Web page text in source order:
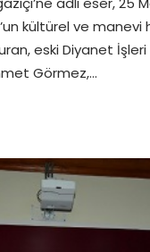
kültürel ve manevi
eski Diyanet
Görmez,…